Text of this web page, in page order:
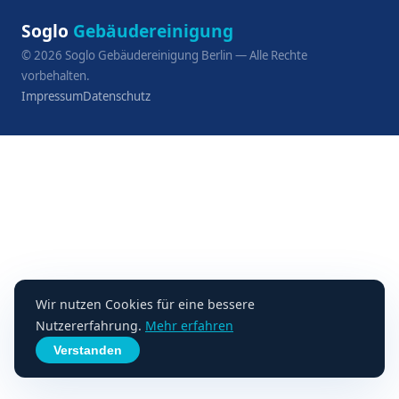
Soglo Gebäudereinigung
©2026 Soglo Gebäudereinigung Berlin — Alle Rechte
vorbehalten.
ImpressumDatenschutz
Wir nutzen Cookies für eine bessere
Nutzererfahrung. Mehr erfahren
Verstanden